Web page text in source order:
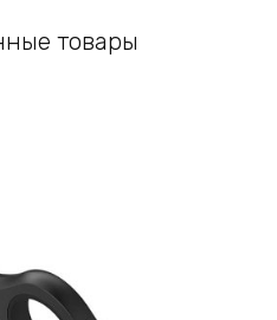
товары